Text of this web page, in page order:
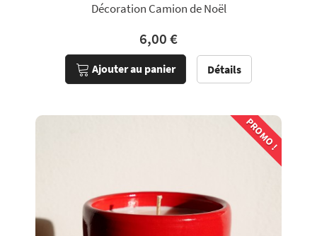
Décoration Camion de Noël
6,00 €
Ajouter au panier Détails
PROMO !